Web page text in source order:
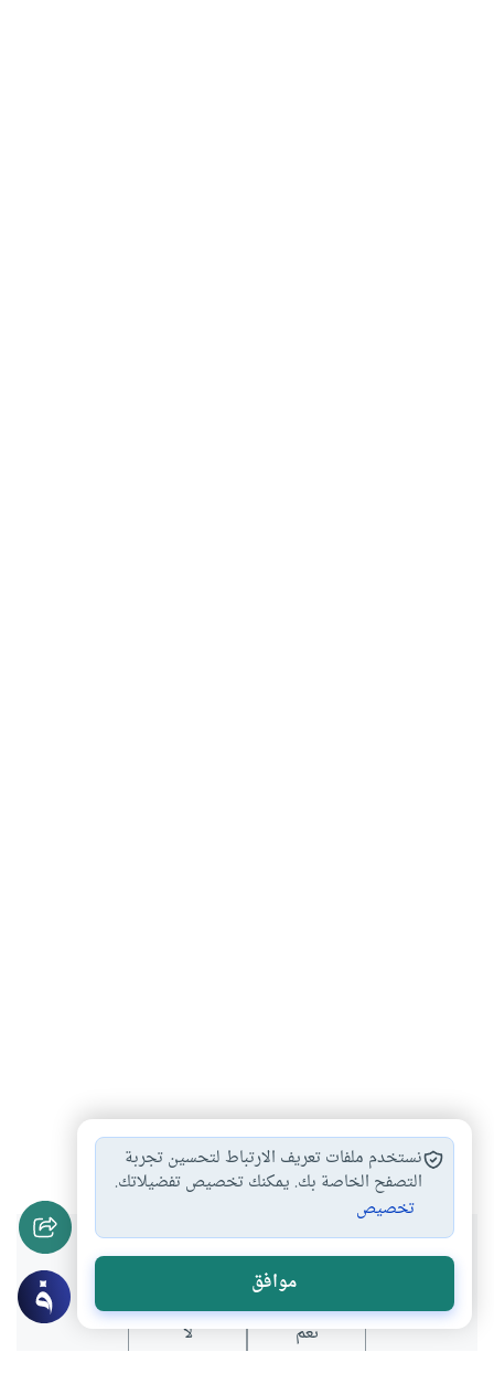
الدعاء فيروس كورونا #فقه الأوبئة
هل انتفعت بهذا المحتوى؟
نعم لا
نستخدم ملفات تعريف الارتباط لتحسين تجربة
التصفح الخاصة بك. يمكنك تخصيص تفضيلاتك.
تخصيص
موافق